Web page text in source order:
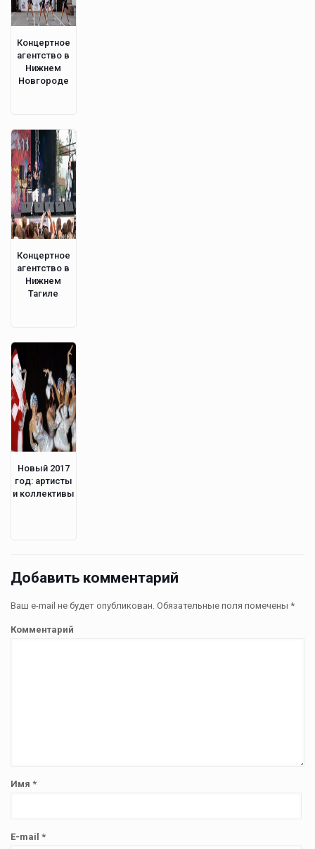
Концертное
агентство в
Нижнем
Новгороде
Концертное
агентство в
Нижнем
Тагиле
Новый 2017
год: артисты
и коллективы
Добавить комментарий
Ваш e-mail не будет опубликован. Обязательные поля помечены *
Комментарий
Имя *
E-mail *